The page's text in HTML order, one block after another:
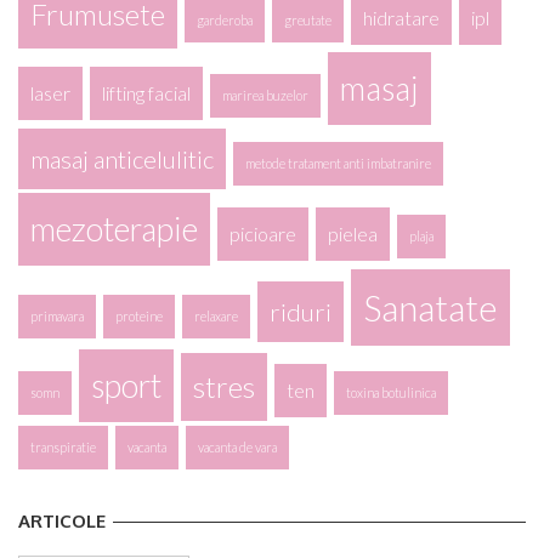
Frumusete garderoba greutate hidratare ipl
laser lifting facial marirea buzelor masaj
masaj anticelulitic metode tratament anti imbatranire
mezoterapie picioare pielea plaja
primavara proteine relaxare riduri Sanatate
somn sport stres ten toxina botulinica
transpiratie vacanta vacanta de vara
ARTICOLE